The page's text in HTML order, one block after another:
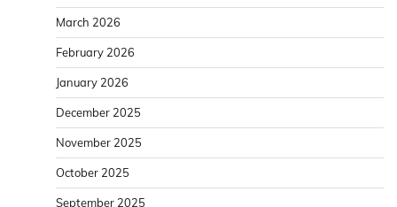
March 2026
February 2026
January 2026
December 2025
November 2025
October 2025
September 2025